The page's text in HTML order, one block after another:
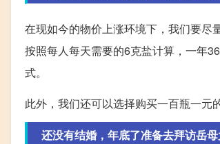
在现如今的物价上涨环境下，我们要尽
按照每人每天需要的6克盐计算，一年
式。
此外，我们还可以选择购买一百瓶一元
还没有结婚，年底了准备去拜访岳